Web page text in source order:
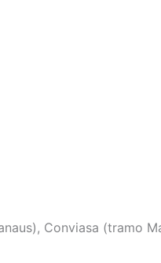
Conviasa (tramo